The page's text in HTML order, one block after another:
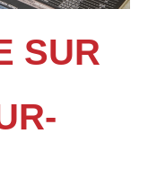
SUR